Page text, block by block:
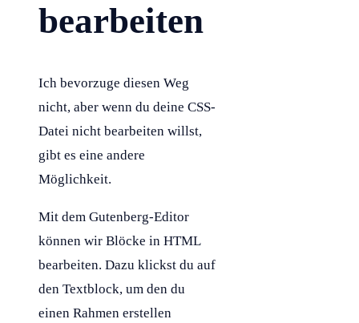
bearbeiten
Ich bevorzuge diesen Weg
nicht, aber wenn du deine CSS-
Datei nicht bearbeiten willst,
gibt es eine andere
Möglichkeit.
Mit dem Gutenberg-Editor
können wir Blöcke in HTML
bearbeiten. Dazu klickst du auf
den Textblock, um den du
einen Rahmen erstellen